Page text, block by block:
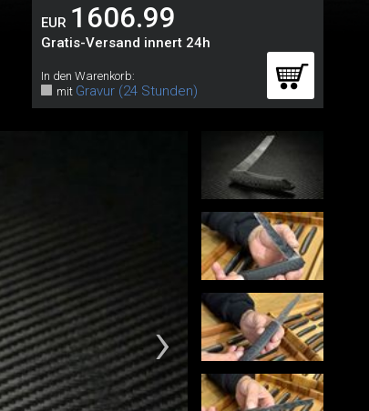
EUR 1606.99
Gratis-Versand innert 24h
In den Warenkorb:
mit Gravur (24 Stunden)